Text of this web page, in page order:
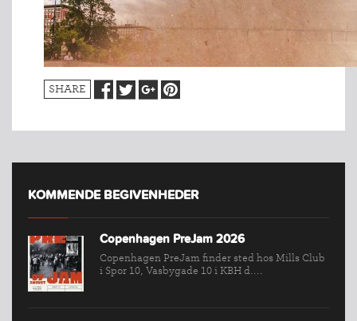
SHARE
KOMMENDE BEGIVENHEDER
Copenhagen PreJam 2026
Copenhagen PreJam finder sted hos Mills Club
i Spor 10, Vasbygade 10 i KBH d....